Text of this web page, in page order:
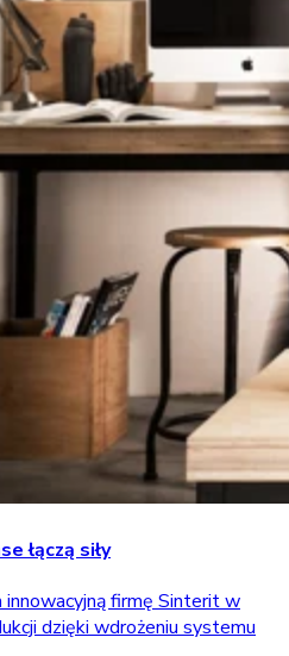
łączą siły
innowacyjną firmę Sinterit w
dzięki wdrożeniu systemu